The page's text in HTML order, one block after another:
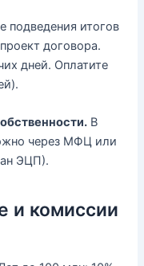
подведения итогов
договора.
дней. Оплатите
В
через МФЦ или
ЭЦП).
и комиссии